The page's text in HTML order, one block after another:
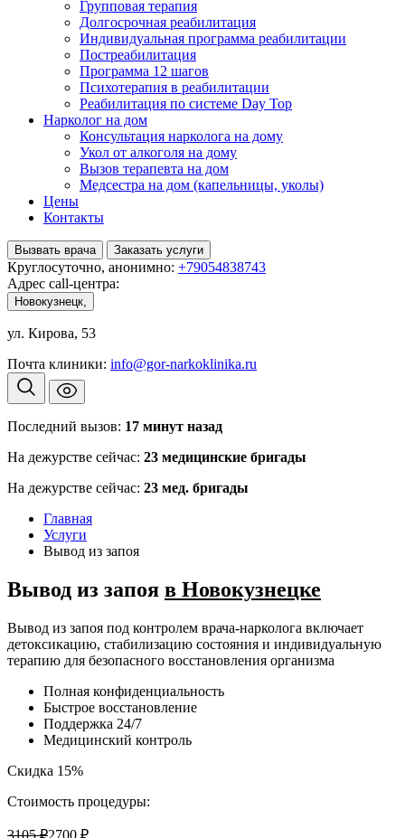
Групповая терапия
Долгосрочная реабилитация
Индивидуальная программа реабилитации
Постреабилитация
Программа 12 шагов
Психотерапия в реабилитации
Реабилитация по системе Day Top
Нарколог на дом
Консультация нарколога на дому
Укол от алкоголя на дому
Вызов терапевта на дом
Медсестра на дом (капельницы, уколы)
Цены
Контакты
Вызвать врача Заказать услуги
Круглосуточно, анонимно: +79054838743
Адрес call-центра:
Новокузнецк,
ул. Кирова, 53
Почта клиники: info@gor-narkoklinika.ru
Последний вызов: 17 минут назад
На дежурстве сейчас: 23 медицинские бригады
На дежурстве сейчас: 23 мед. бригады
Главная
Услуги
Вывод из запоя
Вывод из запоя в Новокузнецке
Вывод из запоя под контролем врача-нарколога включает
детоксикацию, стабилизацию состояния и индивидуальную
терапию для безопасного восстановления организма
Полная конфиденциальность
Быстрое восстановление
Поддержка 24/7
Медицинский контроль
Скидка 15%
Стоимость процедуры:
3105 ₽2700 ₽